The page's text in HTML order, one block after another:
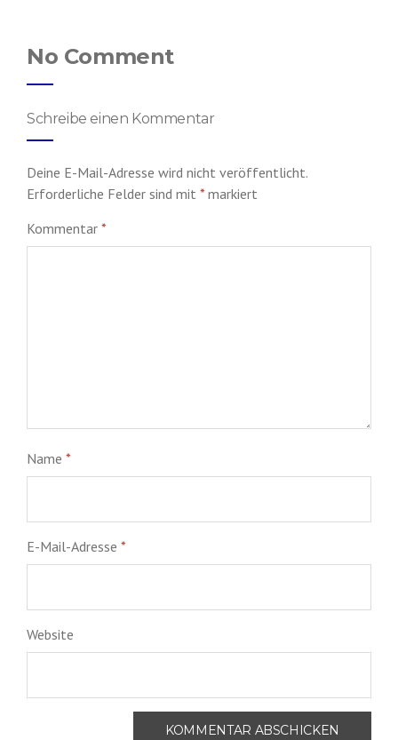
No Comment
Schreibe einen Kommentar
Deine E-Mail-Adresse wird nicht veröffentlicht.
Erforderliche Felder sind mit * markiert
Kommentar *
Name *
E-Mail-Adresse *
Website